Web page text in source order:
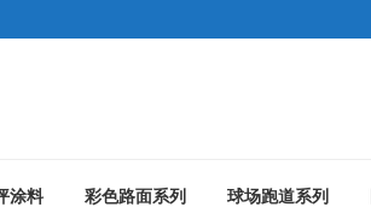
涂料 彩色路面系列 球场跑道系列